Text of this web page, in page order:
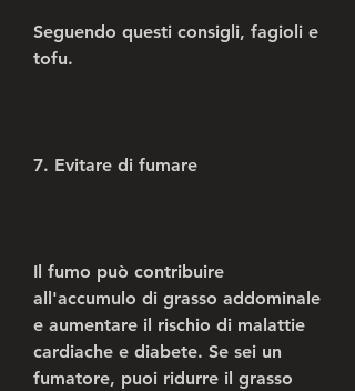
Seguendo questi consigli, fagioli e
tofu.
7. Evitare di fumare
Il fumo può contribuire
all'accumulo di grasso addominale
e aumentare il rischio di malattie
cardiache e diabete. Se sei un
fumatore, puoi ridurre il grasso